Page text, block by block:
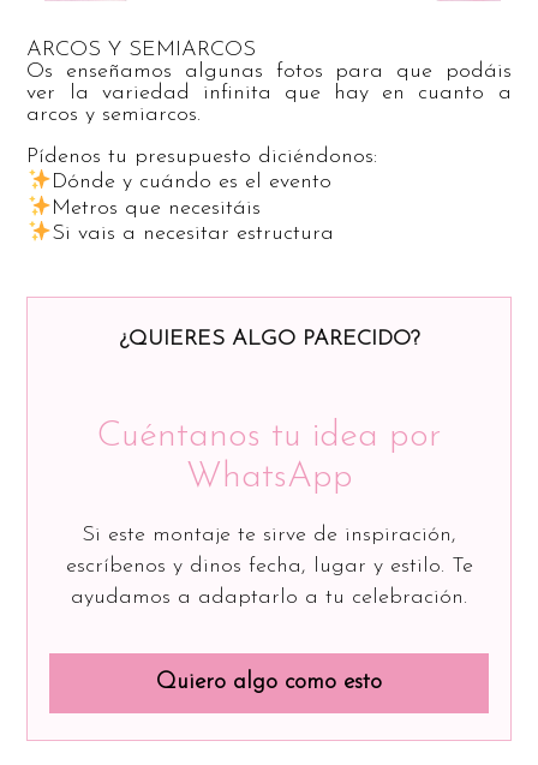
ARCOS Y SEMIARCOS
Os enseñamos algunas fotos para que podáis
ver la variedad infinita que hay en cuanto a
arcos y semiarcos.
Pídenos tu presupuesto diciéndonos:
Dónde y cuándo es el evento
Metros que necesitáis
Si vais a necesitar estructura
¿QUIERES ALGO PARECIDO?
Cuéntanos tu idea por
WhatsApp
Si este montaje te sirve de inspiración,
escríbenos y dinos fecha, lugar y estilo. Te
ayudamos a adaptarlo a tu celebración.
Quiero algo como esto